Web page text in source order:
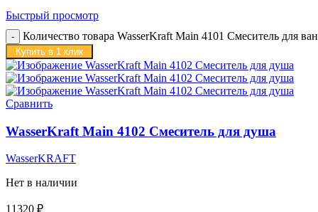
Быстрый просмотр
Количество товара WasserKraft Main 4101 Смеситель для
Купить в 1 клик
Сравнить
WasserKraft Main 4102 Смеситель для душа
WasserKRAFT
Нет в наличии
11320 ₽